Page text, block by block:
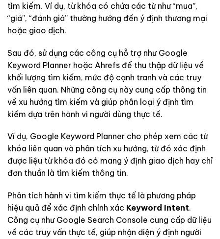
tìm kiếm. Ví dụ, từ khóa có chứa các từ như “mua”,
“giá”, “đánh giá” thường hướng đến ý định thương mại
hoặc giao dịch.
Sau đó, sử dụng các công cụ hỗ trợ như Google
Keyword Planner hoặc Ahrefs để thu thập dữ liệu về
khối lượng tìm kiếm, mức độ cạnh tranh và các truy
vấn liên quan. Những công cụ này cung cấp thông tin
về xu hướng tìm kiếm và giúp phân loại ý định tìm
kiếm dựa trên hành vi người dùng thực tế.
Ví dụ, Google Keyword Planner cho phép xem các từ
khóa liên quan và phân tích xu hướng, từ đó xác định
được liệu từ khóa đó có mang ý định giao dịch hay chỉ
đơn thuần là tìm kiếm thông tin.
Phân tích hành vi tìm kiếm thực tế là phương pháp
hiệu quả để xác định chính xác Keyword Intent.
Công cụ như Google Search Console cung cấp dữ liệu
về các truy vấn thực tế, giúp nhận diện ý định người